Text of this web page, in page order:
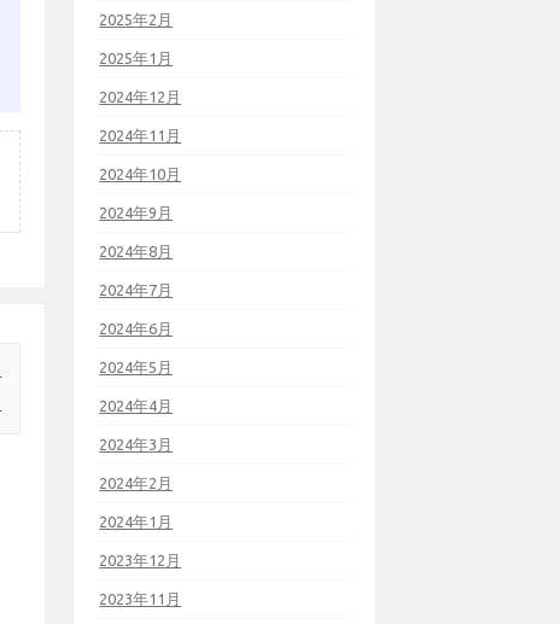
2025年2月
2025年1月
2024年12月
2024年11月
2024年10月
2024年9月
2024年8月
2024年7月
2024年6月
2024年5月
2024年4月
2024年3月
2024年2月
2024年1月
2023年12月
2023年11月